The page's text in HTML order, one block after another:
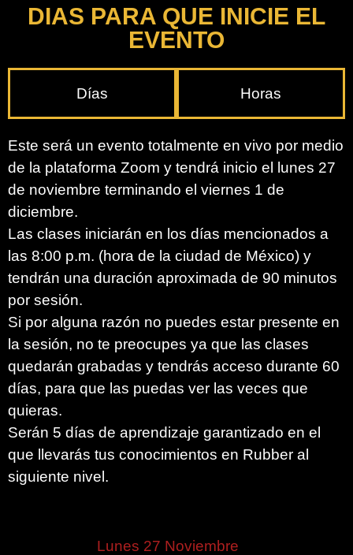
DIAS PARA QUE INICIE EL
EVENTO
Días Horas
Este será un evento totalmente en vivo por medio
de la plataforma Zoom y tendrá inicio el lunes 27
de noviembre terminando el viernes 1 de
diciembre.
Las clases iniciarán en los días mencionados a
las 8:00 p.m. (hora de la ciudad de México) y
tendrán una duración aproximada de 90 minutos
por sesión.
Si por alguna razón no puedes estar presente en
la sesión, no te preocupes ya que las clases
quedarán grabadas y tendrás acceso durante 60
días, para que las puedas ver las veces que
quieras.
Serán 5 días de aprendizaje garantizado en el
que llevarás tus conocimientos en Rubber al
siguiente nivel.
Lunes 27 Noviembre